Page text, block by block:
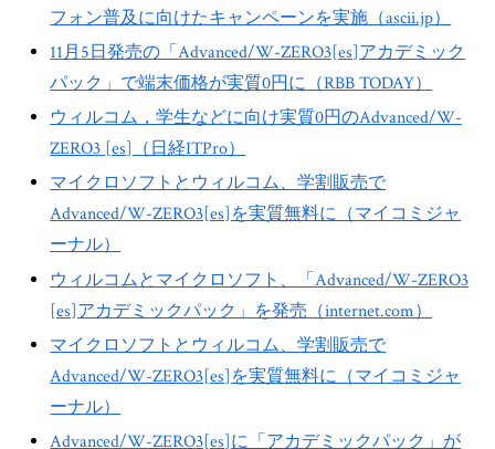
フォン普及に向けたキャンペーンを実施（ascii.jp）
11月5日発売の「Advanced/W-ZERO3[es]アカデミック
パック」で端末価格が実質0円に（RBB TODAY）
ウィルコム，学生などに向け実質0円のAdvanced/W-
ZERO3 [es]（日経ITPro）
マイクロソフトとウィルコム、学割販売で
Advanced/W-ZERO3[es]を実質無料に（マイコミジャ
ーナル）
ウィルコムとマイクロソフト、「Advanced/W-ZERO3
[es]アカデミックパック」を発売（internet.com）
マイクロソフトとウィルコム、学割販売で
Advanced/W-ZERO3[es]を実質無料に（マイコミジャ
ーナル）
Advanced/W-ZERO3[es]に「アカデミックパック」が